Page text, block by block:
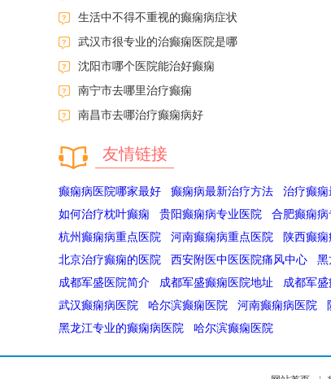
生活中不得不重视的癫痫病症状
武汉市很专业的治癫痫医院是哪
沈阳市哪个医院能治好癫痫
南宁市去哪里治疗癫痫
南昌市去哪治疗癫痫病好
友情链接
癫痫病医院哪家最好 癫痫病最新治疗方法 治疗癫
如何治疗枕叶癫痫
贵阳癫痫病专业医院 合肥癫痫
杭州癫痫病重点医院
河南癫痫病重点医院 陕西癫
北京治疗癫痫的医院
西安附医中医医院痛风中心 黑
成都军盛医院简介
成都军盛癫痫医院地址 成都军
武汉癫痫病医院
哈尔滨癫痫医院 河南癫痫病医院
黑龙江专业的癫痫病医院
哈尔滨癫痫医院